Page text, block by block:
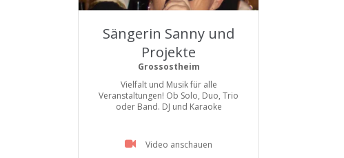
Sängerin Sanny und
Projekte
Grossostheim
Vielfalt und Musik für alle
Veranstaltungen! Ob Solo, Duo, Trio
oder Band. DJ und Karaoke
Video anschauen